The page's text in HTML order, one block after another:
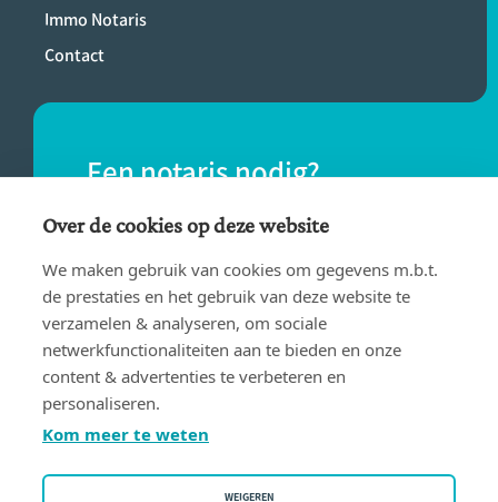
Immo Notaris
Contact
Een notaris nodig?
Vind eenvoudig een notaris bij jou in de
buurt.
VIND EEN NOTARIS
Over de cookies op deze website
We maken gebruik van cookies om gegevens m.b.t.
de prestaties en het gebruik van deze website te
verzamelen & analyseren, om sociale
netwerkfunctionaliteiten aan te bieden en onze
content & advertenties te verbeteren en
personaliseren.
Kom meer te weten
WEIGEREN